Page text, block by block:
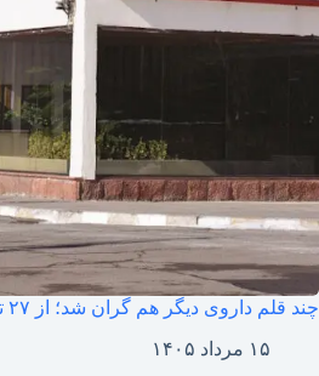
چند قلم داروی دیگر هم گران شد؛ از ۲۷ تا ۱۱۷ درصد
۱۵ مرداد ۱۴۰۵